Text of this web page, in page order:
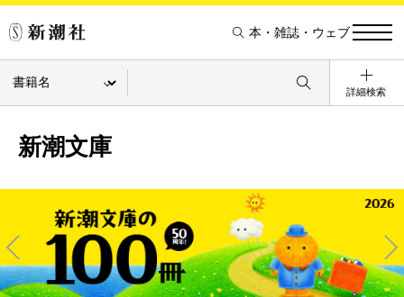
本・雑誌・ウェブ
詳細検索
新潮文庫
Pre
Ne